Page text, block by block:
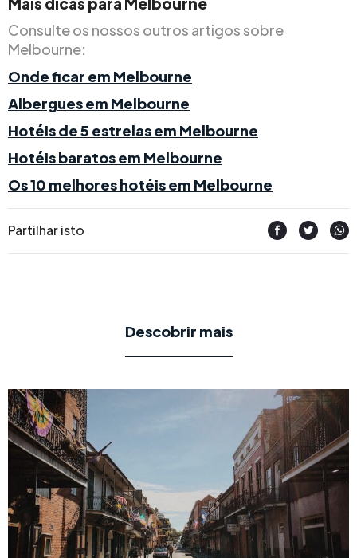
Consulte os nossos outros artigos sobre
Melbourne:
Onde ficar em Melbourne
Albergues em Melbourne
Hotéis de 5 estrelas em Melbourne
Hotéis baratos em Melbourne
Os 10 melhores hotéis em Melbourne
Partilhar isto
Descobrir mais